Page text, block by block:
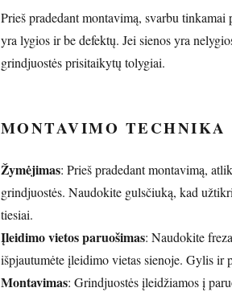
Prieš pradedant montavimą, svarbu
yra lygios ir be defektų. Jei sienos yra
grindjuostės prisitaikytų tolygiai.
MONTAVIMO TECHNIKA
Žymėjimas: Prieš pradedant montavimą,
grindjuostės. Naudokite gulsčiuką, kad
tiesiai.
Įleidimo vietos paruošimas: Naudokite
išpjautumėte įleidimo vietas sienoje. Gylis ir
Montavimas: Grindjuostės įleidžiamos į